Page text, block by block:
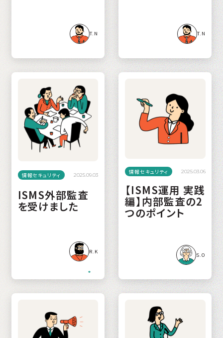
T.N T.N
情報セキュリティ 2025.09.03
ISMS外部監査
を受けました
R.K
情報セキュリティ 2025.03.06
【ISMS運用 実践
編】内部監査の2
つのポイント
S.O